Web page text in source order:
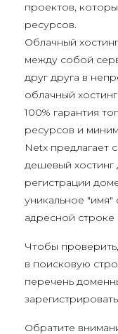
проектов,
ресурсов.
Облачный
между собой
друг друга в
облачный
100% гарантия
ресурсов и
Netx предлагает
дешевый хостинг
регистрации
уникальное "имя"
адресной строке
Чтобы
в поисковую
перечень
Обратите